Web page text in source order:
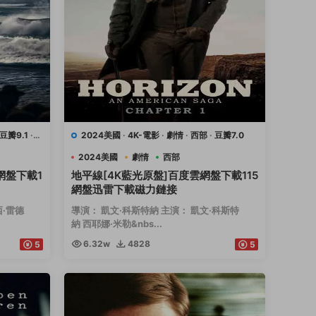
豆瓣9.1 ·
盤下載1
雷德
5
2024美國 · 4K-電影 · 劇情 · 西部 · 豆瓣7.0
2024美國 劇情 西部
地平線[4K藍光原盤]百度雲網盤下載115
網盤迅雷下載磁力鏈接
導演： 凱文·科斯特納 主演： 凱文·科斯特
納 西耶娜·米勒&nbs...
6.32w 4828 5